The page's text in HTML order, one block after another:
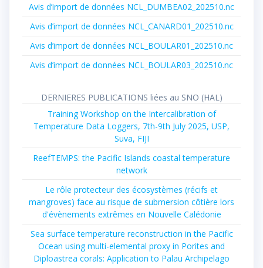
Avis d’import de données NCL_DUMBEA02_202510.nc
Avis d’import de données NCL_CANARD01_202510.nc
Avis d’import de données NCL_BOULAR01_202510.nc
Avis d’import de données NCL_BOULAR03_202510.nc
DERNIERES PUBLICATIONS liées au SNO (HAL)
Training Workshop on the Intercalibration of
Temperature Data Loggers, 7th-9th July 2025, USP,
Suva, FIJI
ReefTEMPS: the Pacific Islands coastal temperature
network
Le rôle protecteur des écosystèmes (récifs et
mangroves) face au risque de submersion côtière lors
d'évènements extrêmes en Nouvelle Calédonie
Sea surface temperature reconstruction in the Pacific
Ocean using multi-elemental proxy in Porites and
Diploastrea corals: Application to Palau Archipelago